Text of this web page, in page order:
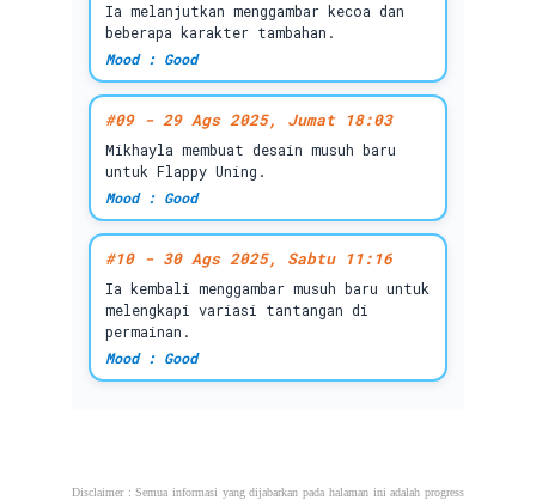
Disclaimer : Semua informasi yang dijabarkan pada halaman ini adalah progress